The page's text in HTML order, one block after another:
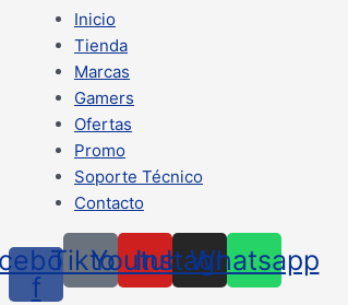
Inicio
Tienda
Marcas
Gamers
Ofertas
Promo
Soporte Técnico
Contacto
f
TiktokYoutube
Instagram
Whatsapp